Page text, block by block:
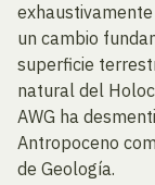
un cambio
superficie
natural del
AWG ha
Antropoceno
de Geología.